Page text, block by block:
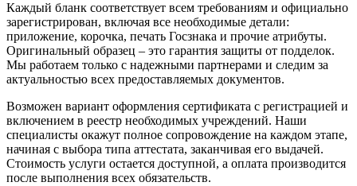
Каждый бланк соответствует всем требованиям и официально
зарегистрирован, включая все необходимые детали:
приложение, корочка, печать Госзнака и прочие атрибуты.
Оригинальный образец – это гарантия защиты от подделок.
Мы работаем только с надежными партнерами и следим за
актуальностью всех предоставляемых документов.
Возможен вариант оформления сертификата с регистрацией и
включением в реестр необходимых учреждений. Наши
специалисты окажут полное сопровождение на каждом этапе,
начиная с выбора типа аттестата, заканчивая его выдачей.
Стоимость услуги остается доступной, а оплата производится
после выполнения всех обязательств.